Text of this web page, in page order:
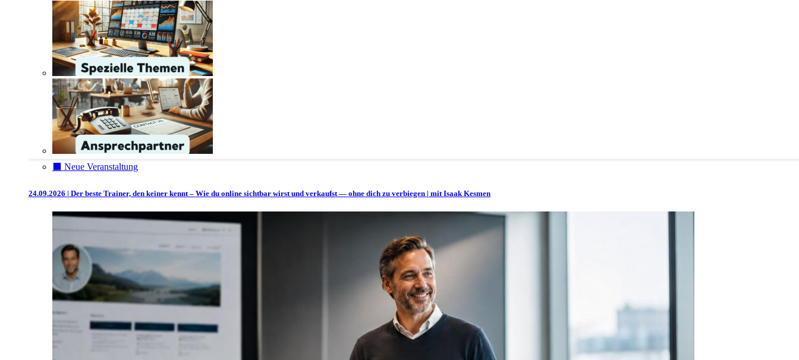
⬛️ Neue Veranstaltung
24.09.2026 | Der beste Trainer, den keiner kennt – Wie du online sichtbar wirst und verkaufst — ohne dich zu verbiegen | mit Isaak Kesmen